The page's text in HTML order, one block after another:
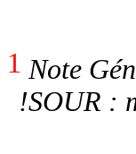
1 Note
!SOUR :